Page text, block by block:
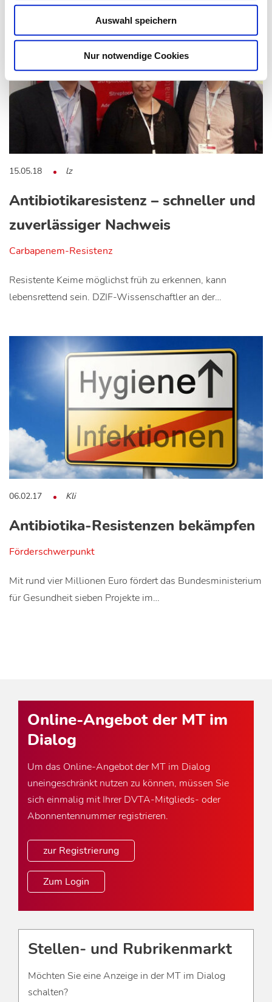
Auswahl speichern
Nur notwendige Cookies
15.05.18 lz
Antibiotikaresistenz – schneller und
zuverlässiger Nachweis
Carbapenem-Resistenz
Resistente Keime möglichst früh zu erkennen, kann
lebensrettend sein. DZIF-Wissenschaftler an der…
06.02.17 Kli
Antibiotika-Resistenzen bekämpfen
Förderschwerpunkt
Mit rund vier Millionen Euro fördert das Bundesministerium
für Gesundheit sieben Projekte im…
Online-Angebot der MT im
Dialog
Um das Online-Angebot der MT im Dialog
uneingeschränkt nutzen zu können, müssen Sie
sich einmalig mit Ihrer DVTA-Mitglieds- oder
Abonnentennummer registrieren.
zur Registrierung
Zum Login
Stellen- und Rubrikenmarkt
Möchten Sie eine Anzeige in der MT im Dialog
schalten?